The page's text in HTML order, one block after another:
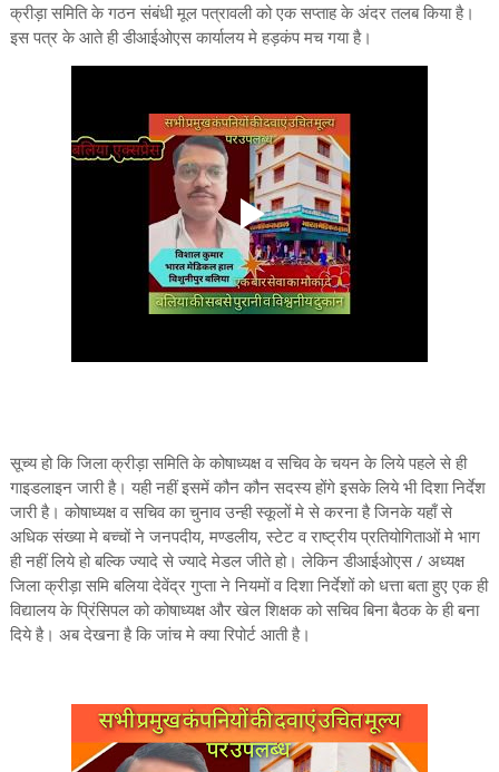
क्रीड़ा समिति के गठन संबंधी मूल पत्रावली को एक सप्ताह के अंदर तलब किया है।
इस पत्र के आते ही डीआईओएस कार्यालय मे हड़कंप मच गया है।
सूच्य हो कि जिला क्रीड़ा समिति के कोषाध्यक्ष व सचिव के चयन के लिये पहले से ही
गाइडलाइन जारी है। यही नहीं इसमें कौन कौन सदस्य होंगे इसके लिये भी दिशा निर्देश
जारी है। कोषाध्यक्ष व सचिव का चुनाव उन्ही स्कूलों मे से करना है जिनके यहाँ से
अधिक संख्या मे बच्चों ने जनपदीय, मण्डलीय, स्टेट व राष्ट्रीय प्रतियोगिताओं मे भाग
ही नहीं लिये हो बल्कि ज्यादे से ज्यादे मेडल जीते हो। लेकिन डीआईओएस / अध्यक्ष
जिला क्रीड़ा समि बलिया देवेंद्र गुप्ता ने नियमों व दिशा निर्देशों को धत्ता बता हुए एक ही
विद्यालय के प्रिंसिपल को कोषाध्यक्ष और खेल शिक्षक को सचिव बिना बैठक के ही बना
दिये है। अब देखना है कि जांच मे क्या रिपोर्ट आती है।